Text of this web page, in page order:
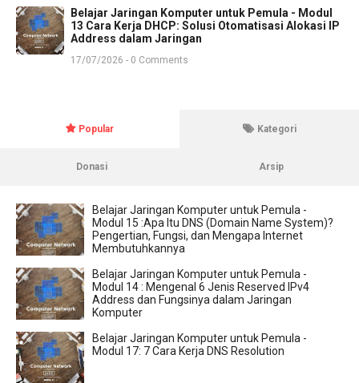
Belajar Jaringan Komputer untuk Pemula - Modul
13 Cara Kerja DHCP: Solusi Otomatisasi Alokasi IP
Address dalam Jaringan
17/07/2026 - 0 Comments
Popular Kategori
Donasi Arsip
Belajar Jaringan Komputer untuk Pemula -
Modul 15 :Apa Itu DNS (Domain Name System)?
Pengertian, Fungsi, dan Mengapa Internet
Membutuhkannya
Belajar Jaringan Komputer untuk Pemula -
Modul 14 : Mengenal 6 Jenis Reserved IPv4
Address dan Fungsinya dalam Jaringan
Komputer
Belajar Jaringan Komputer untuk Pemula -
Modul 17: 7 Cara Kerja DNS Resolution